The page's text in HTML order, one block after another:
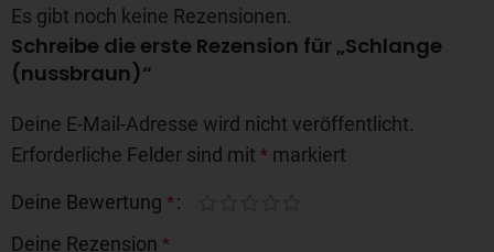
Es gibt noch keine Rezensionen.
Schreibe die erste Rezension für „Schlange
(nussbraun)“
Deine E-Mail-Adresse wird nicht veröffentlicht.
Erforderliche Felder sind mit * markiert
Deine Bewertung *
Deine Rezension *